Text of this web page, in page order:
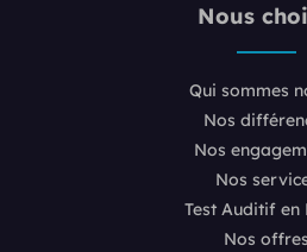
Nous
Qui sommes
Nos
Nos
Nos
Test Auditif en
Nos offres